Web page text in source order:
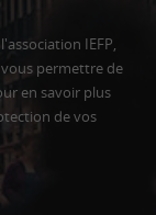
IEFP,
permettre de
en savoir plus
de vos